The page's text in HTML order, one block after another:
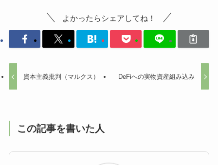
よかったらシェアしてね！
資本主義批判（マルクス） DeFiへの実物資産組み込み
この記事を書いた人